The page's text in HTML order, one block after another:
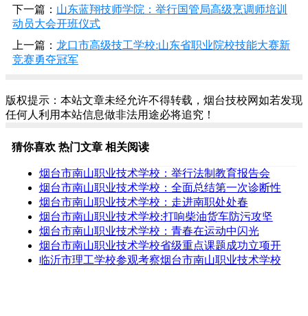
下一篇： 山东蓝翔技师学院：举行国管局高级烹调师培训
动员大会开班仪式
上一篇： 龙口市高级技工学校:山东省职业院校技能大赛新
竞赛勇夺冠军
版权提示：本站文章未经允许不得转载，烟台技校网如若发现
任何人利用本站信息做非法用途必将追究！
猜你喜欢 热门文章 相关阅读
烟台市南山职业技术学校：举行法制教育报告会
烟台市南山职业技术学校：全面总结第一次诊断性
烟台市南山职业技术学校：走进南职处处春
烟台市南山职业技术学校:打响柴油货车防污攻坚
烟台市南山职业技术学校：青春在运动中闪光
烟台市南山职业技术学校省级重点课题成功立项开
临沂市理工学校参观考察烟台市南山职业技术学校